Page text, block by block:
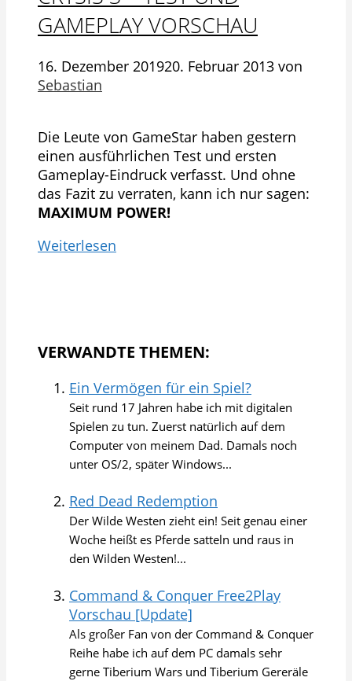
GAMEPLAY VORSCHAU
16. Dezember 201920. Februar 2013 von
Sebastian
Die Leute von GameStar haben gestern
einen ausführlichen Test und ersten
Gameplay-Eindruck verfasst. Und ohne
das Fazit zu verraten, kann ich nur sagen:
MAXIMUM POWER!
Weiterlesen
VERWANDTE THEMEN:
Ein Vermögen für ein Spiel?
Seit rund 17 Jahren habe ich mit digitalen
Spielen zu tun. Zuerst natürlich auf dem
Computer von meinem Dad. Damals noch
unter OS/2, später Windows...
Red Dead Redemption
Der Wilde Westen zieht ein! Seit genau einer
Woche heißt es Pferde satteln und raus in
den Wilden Westen!...
Command & Conquer Free2Play
Vorschau [Update]
Als großer Fan von der Command & Conquer
Reihe habe ich auf dem PC damals sehr
gerne Tiberium Wars und Tiberium Gereräle